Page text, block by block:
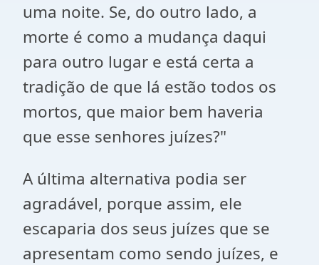
uma noite. Se, do outro lado, a
morte é como a mudança daqui
para outro lugar e está certa a
tradição de que lá estão todos os
mortos, que maior bem haveria
que esse senhores juízes?"
A última alternativa podia ser
agradável, porque assim, ele
escaparia dos seus juízes que se
apresentam como sendo juízes, e